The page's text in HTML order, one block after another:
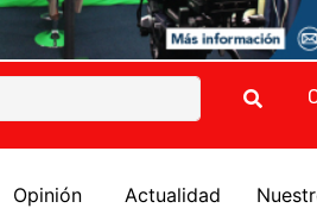
Opinión Actualidad